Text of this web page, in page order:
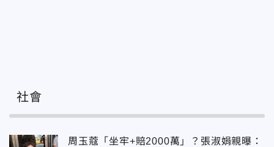
社會
周玉蔻「坐牢+賠2000萬」？張淑娟親曝：